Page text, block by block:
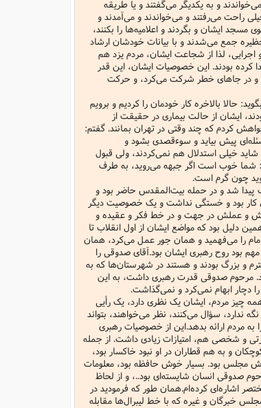
و به یکدیگر می‌گفتند و یا طریقه
راحت می‌رفتند و می‌خواندند و می‌آمدند و
ایشان و بگردند و اعلامیه‌ها را بکنند،
جمع می‌شدند و با بیانات خودشان ارشاد
اجرایی، لذا از شجاعت ایشان، مردم یزد هم
کرده بودند. این خصوصیات ایشان، این قدر
و در جاهای خطر شرکت می‌کرد، و حرکت
حالا بالاخره کار خودمان را کردیم و برویم
ایشان از حالت بیماری در حقیقت از
کردم که چند وقتی در تهران بمانند. گفتم:
پیش بیاید و سوءقصدی بشود و
خیلی استدلال هم نمی‌کردند، ولی قبول
شما خوب است اگر جبهه می‌روید، به طرف
چون گرم است.
پیدا شد و در حمله بیت‌المقدس حاضر بود و
کار بود و خستگی نداشت و یک خصوصیت دیگر
و عملش در جهت و در خط فکر و عقیده و
دلیل بود که مواضع ایشان از اول انقلاب تا
را می‌فهمید و همان جور عمل می‌کرد، همان
بود روح رهبری ایشان بود.آقای صدوقی را
و بزرگ بودند و هستند در شهرستان‌ها که به
مرحوم صدوقی قدرت رهبری داشت، به این
دچار ابهام نمی‌کرد و نمی‌گذاشت.
چیز مردم، ایشان یک نظری دارد، یک رأیی
ندارد، سؤال می‌کنند، نظر می‌خواهند، بتواند
به مردم ارائه بدهد.این از خصوصیات رهبری
و شخصی هم، امتیازات زیادی داشت. از جمله
و به هم قطاران در او نبود خاکسار بود،
مجلس بود. بسیار خوش حافظه بود، معلومات
صدوقی انسان شایسته‌ای بود..، و از لحاظ
اشاره‌ای کرده‌ام.همان طور که فرمودید در
مجلس خبرگان و غیره که با خط لیبرال‌ها مقابله